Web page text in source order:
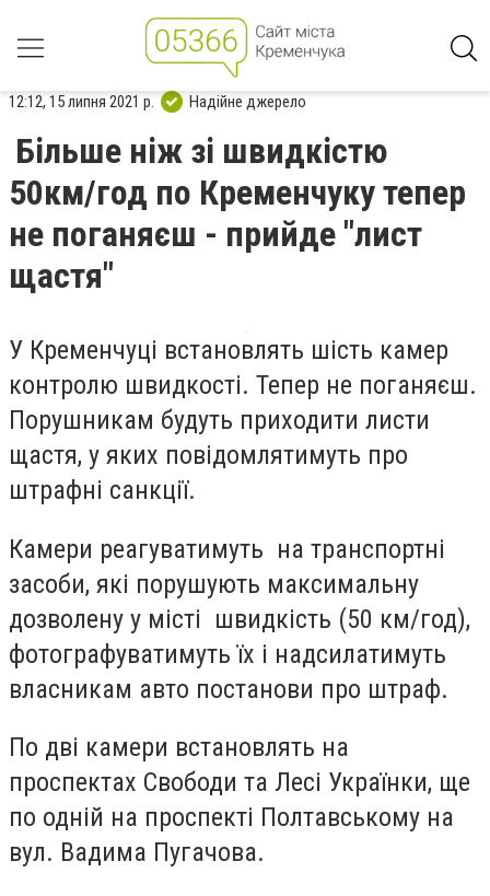
12:12, 15 липня 2021 р. Надійне джерело
Більше ніж зі швидкістю
50км/год по Кременчуку тепер
не поганяєш - прийде "лист
щастя"
У Кременчуці встановлять шість камер
контролю швидкості. Тепер не поганяєш.
Порушникам будуть приходити листи
щастя, у яких повідомлятимуть про
штрафні санкції.
Камери реагуватимуть на транспортні
засоби, які порушують максимальну
дозволену у місті швидкість (50 км/год),
фотографуватимуть їх і надсилатимуть
власникам авто постанови про штраф.
По дві камери встановлять на
проспектах Свободи та Лесі Українки, ще
по одній на проспекті Полтавському на
вул. Вадима Пугачова.